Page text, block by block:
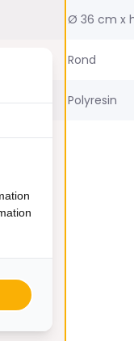
Ø 36 cm x
Rond
Polyresin